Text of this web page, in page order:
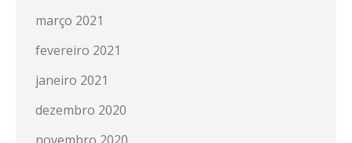
março 2021
fevereiro 2021
janeiro 2021
dezembro 2020